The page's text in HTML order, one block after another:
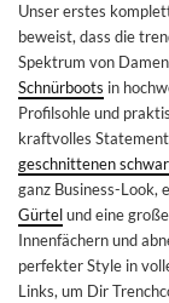
Unser erstes
beweist, dass die
Spektrum von
Schnürboots in
Profilsohle und
kraftvolles
geschnittenen
ganz Business-Look,
Gürtelund eine
Innenfächern und
perfekter Style in
Links, um Dir